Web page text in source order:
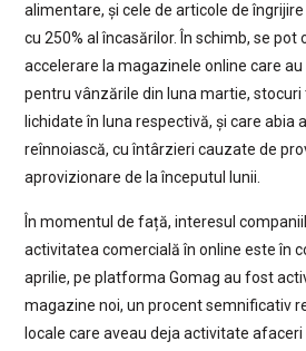
alimentare, și cele de articole de
cu 250% al încasărilor. În schimb, se pot
accelerare la magazinele online care
pentru vânzările din luna martie, stocuri
lichidate în luna respectivă, și care abia
reînnoiască, cu întârzieri cauzate de
aprovizionare de la începutul lunii.
În momentul de față, interesul
activitatea comercială în online este în
aprilie, pe platforma Gomag au fost
magazine noi, un procent semnificativ
locale care aveau deja activitate